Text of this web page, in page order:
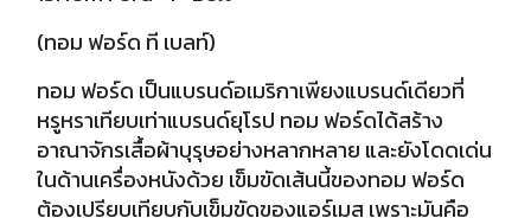
(ทอม ฟอร์ด ที เบลท์)
ทอม ฟอร์ด เป็นแบรนด์อเมริกาเพียงแบรนด์เดียวที่
หรูหราเทียบเท่าแบรนด์ยุโรป ทอม ฟอร์ดได้สร้าง
อาณาจักรเสื้อผ้าบุรุษอย่างหลากหลาย และยังโดดเด่น
ในด้านเครื่องหนังด้วย เข็มขัดเส้นนี้ของทอม ฟอร์ด
ต้องเปรียบเทียบกับเข็มขัดของแอร์เมส เพราะมันคือ